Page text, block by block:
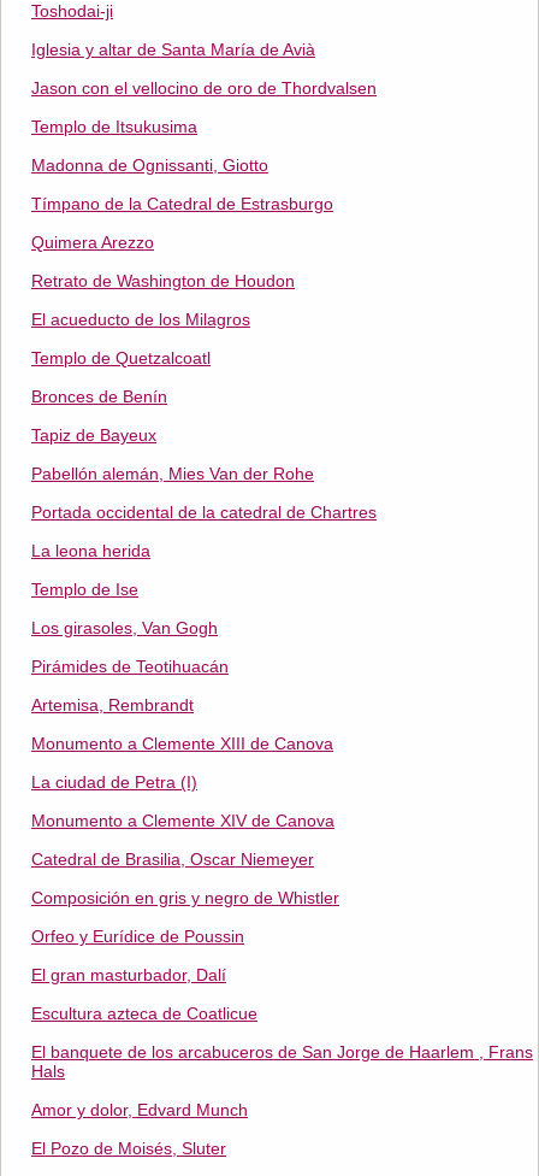
Toshodai-ji
Iglesia y altar de Santa María de Avià
Jason con el vellocino de oro de Thordvalsen
Templo de Itsukusima
Madonna de Ognissanti, Giotto
Tímpano de la Catedral de Estrasburgo
Quimera Arezzo
Retrato de Washington de Houdon
El acueducto de los Milagros
Templo de Quetzalcoatl
Bronces de Benín
Tapiz de Bayeux
Pabellón alemán, Mies Van der Rohe
Portada occidental de la catedral de Chartres
La leona herida
Templo de Ise
Los girasoles, Van Gogh
Pirámides de Teotihuacán
Artemisa, Rembrandt
Monumento a Clemente XIII de Canova
La ciudad de Petra (I)
Monumento a Clemente XIV de Canova
Catedral de Brasilia, Oscar Niemeyer
Composición en gris y negro de Whistler
Orfeo y Eurídice de Poussin
El gran masturbador, Dalí
Escultura azteca de Coatlicue
El banquete de los arcabuceros de San Jorge de Haarlem , Frans
Hals
Amor y dolor, Edvard Munch
El Pozo de Moisés, Sluter